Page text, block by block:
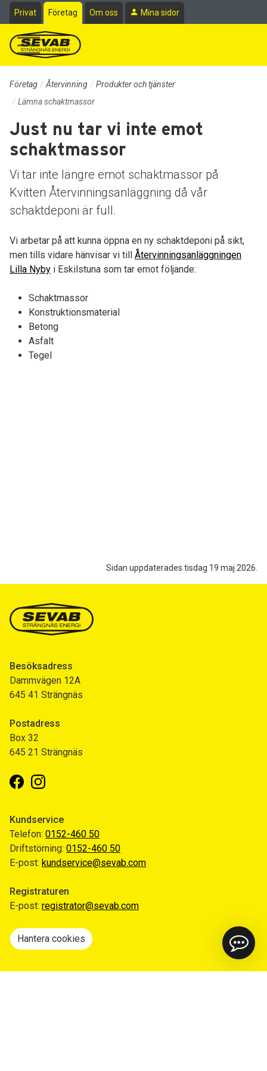
Till sidans huvudinnehåll
Privat Företag Om oss Mina sidor
Företag Återvinning
Produkter och tjänster
Lämna schaktmassor
Just nu tar vi inte emot
schaktmassor
Vi tar inte längre emot schaktmassor på
Kvitten Återvinningsanläggning då vår
schaktdeponi är full.
Vi arbetar på att kunna öppna en ny schaktdeponi på sikt,
men tills vidare hänvisar vi till Återvinningsanläggningen
Lilla Nyby i Eskilstuna som tar emot följande:
Schaktmassor
Konstruktionsmaterial
Betong
Asfalt
Tegel
Sidan uppdaterades tisdag 19 maj 2026.
Besöksadress
Dammvägen 12A
645 41 Strängnäs
Postadress
Box 32
645 21 Strängnäs
FacebookInstagram
Kundservice
Telefon: 0152-460 50
Driftstörning: 0152-460 50
E-post: kundservice@sevab.com
Registraturen
E-post: registrator@sevab.com
Hantera cookies